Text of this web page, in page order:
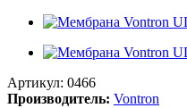
Артикул: 0466
Производитель: Vontron